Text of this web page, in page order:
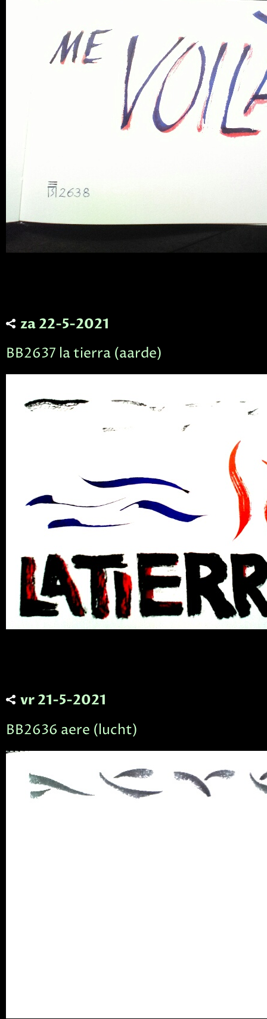
za 22-5-2021
BB2637 la tierra (aarde)
vr 21-5-2021
BB2636 aere (lucht)